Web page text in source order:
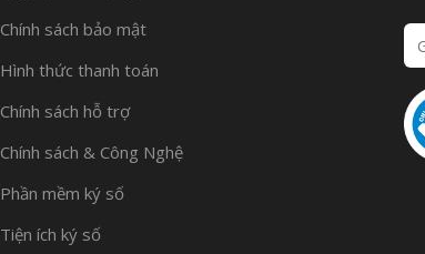
Chính sách bảo mật
Hình thức thanh toán
Chính sách hỗ trợ
Chính sách & Công Nghệ
Phần mềm ký số
Tiện ích ký số